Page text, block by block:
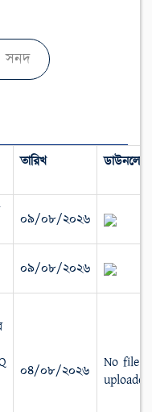
সনদ
তারিখ ডাউনলোড
০৯/০৮/২০২৬
০৯/০৮/২০২৬
০৪/০৮/২০২৬
No file